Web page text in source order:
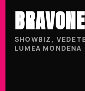
SHOWBIZ,
LUMEA MONDENA